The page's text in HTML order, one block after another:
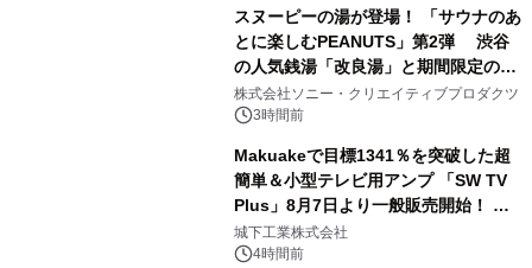
スヌーピーの湯が登場！ 「サウナのあ
とに楽しむPEANUTS」第2弾 渋谷
の人気銭湯「改良湯」と期間限定のコ
ラボレーション サウナイキタイコラ
ボグッズも発売決定！
株式会社ソニー・クリエイティブプロダクツ
3時間前
Makuakeで目標1341％を突破した超
簡単＆小型テレビ用アンプ 「SW TV
Plus」8月7日より一般販売開始！ ケ
ーブル1本つなぐだけ、テレビの音が
ぐっと豊かに
城下工業株式会社
4時間前